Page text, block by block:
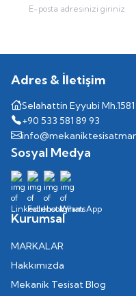
Adres & İletişim
Selahattin Eyyubi
+90 533 581 89 93
Sosyal Medya
Kurumsal
MARKALAR
Hakkımızda
Mekanik Tesisat Blog